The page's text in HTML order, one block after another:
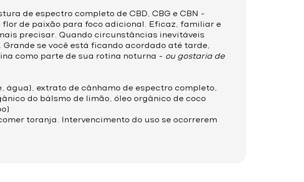
de espectro completo de CBD, CBG e CBN –
de paixão para foco adicional. Eficaz, familiar e
precisar. Quando circunstâncias inevitáveis
se você está ficando acordado até tarde,
como parte de sua rotina noturna – ou gostaria de
extrato de cânhamo de espectro completo,
do bálsmo de limão, óleo orgânico de coco
toranja. Intervencimento do uso se ocorrerem